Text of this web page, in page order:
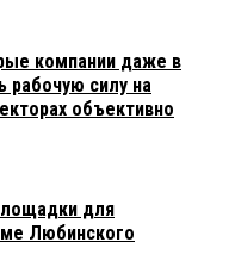
компании даже в
силу на
объективно
для
Любинского